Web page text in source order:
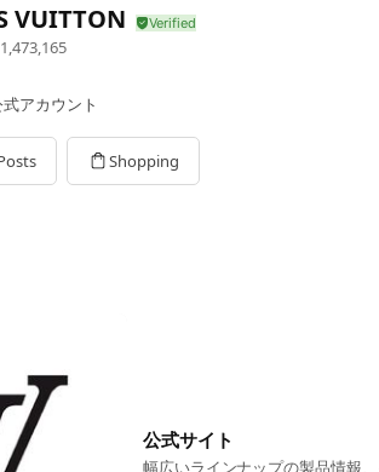
VUITTON
アカウント
Shopping
公式サイト
幅広いラインナップの製品情報